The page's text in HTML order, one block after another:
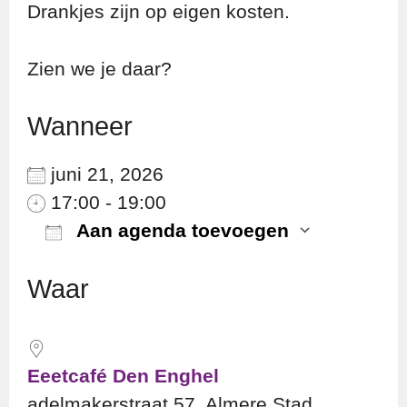
Drankjes zijn op eigen kosten.
Zien we je daar?
Wanneer
juni 21, 2026
17:00 - 19:00
Aan agenda toevoegen
Waar
Eeetcafé Den Enghel